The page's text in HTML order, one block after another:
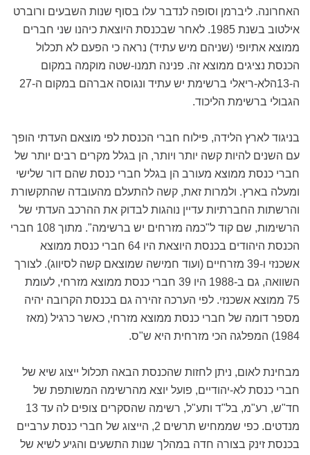
האחרונה. ליברמן וסופה לנדבר עלו בסוף שנות השבעים ורוברט
אילטוב בשנת 1985. לאחר שבכנסת היוצאת כיהנו שני חברים
ממוצא אתיופי (שניהם מיש עתיד) נראה כי הפעם לא תכלול
הכנסת נציגים ממוצא זה. פנינה תמנו-שטה מוקמה במקום
ה-13הלא-ריאלי ברשימת יש עתיד ונגוסה אברהם במקום ה-27
הגבולי ברשימת הליכוד.
בניגוד לארץ הלידה, פילוח חברי הכנסת לפי מוצאם העדתי הופך
עם השנים להיות קשה יותר ויותר, הן בגלל מקרים רבים יותר של
חברי כנסת ממוצא מעורב הן בגלל חברי כנסת שהם דור שלישי
ומעלה בארץ. ולמרות זאת, קשה להתעלם מהעובדה שהתקשורת
והרשתות החברתיות עדיין נוהגות לבדוק את ההרכב העדתי של
הרשימות, שם קוד ל"כמה מזרחים יש ברשימה". מתוך 108 חברי
הכנסת היהודים בכנסת היוצאת היו 64 חברי כנסת ממוצא
אשכנזי ו-39 מזרחיים (ועוד חמישה שמוצאם קשה לסיווג). לצורך
השוואה, גם ב-1988 היו 39 חברי כנסת ממוצא מזרחי, לעומת
75 ממוצא אשכנזי. לפי הערכה זהירה גם בכנסת הקרובה יהיה
מספר דומה של חברי כנסת ממוצא מזרחי, כאשר כרגיל (מאז
1984) המפלגה הכי מזרחית היא ש"ס.
מבחינת לאום, ניתן לחזות שהכנסת הבאה תכלול ייצוג שיא של
חברי כנסת לא-יהודיים, פועל יוצא מהרשימה המשותפת של
חד"ש, רע"מ, בל"ד ותע"ל, רשימה שהסקרים צופים לה עד 13
מנדטים. כפי שממחיש תרשים 2, הייצוג של חברי כנסת ערביים
בכנסת זינק בצורה חדה במהלך שנות התשעים והגיע לשיא של